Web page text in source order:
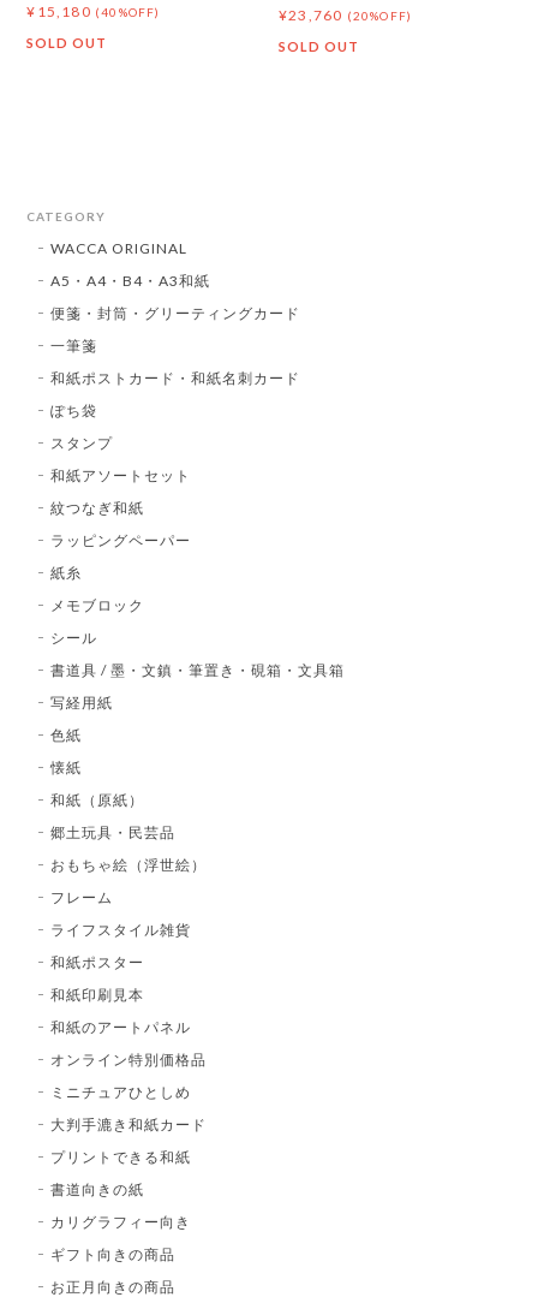
¥15,180 (40%OFF)
SOLD OUT
¥23,760 (20%OFF)
SOLD OUT
CATEGORY
WACCA ORIGINAL
A5・A4・B4・A3和紙
便箋・封筒・グリーティングカード
一筆箋
和紙ポストカード・和紙名刺カード
ぽち袋
スタンプ
和紙アソートセット
紋つなぎ和紙
ラッピングペーパー
紙糸
メモブロック
シール
書道具 / 墨・文鎮・筆置き・硯箱・文具箱
写経用紙
色紙
懐紙
和紙（原紙）
郷土玩具・民芸品
おもちゃ絵（浮世絵）
フレーム
ライフスタイル雑貨
和紙ポスター
和紙印刷見本
和紙のアートパネル
オンライン特別価格品
ミニチュアひとしめ
大判手漉き和紙カード
プリントできる和紙
書道向きの紙
カリグラフィー向き
ギフト向きの商品
お正月向きの商品